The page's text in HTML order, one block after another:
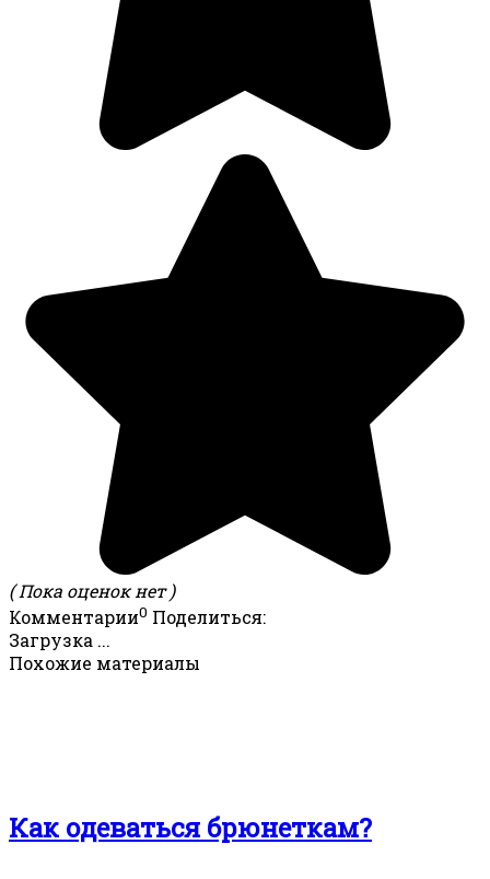
( Пока оценок нет )
Комментарии0 Поделиться:
Загрузка ...
Похожие материалы
Как одеваться брюнеткам?